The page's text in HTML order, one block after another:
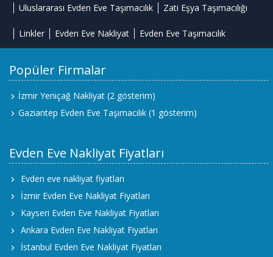
Uluslararası Evden Eve Taşımacılık Zati Eşya Taşımacılığı
Linkler Evden Eve Nakliyat Evden Eve Taşımacılık
Popüler Firmalar
İzmir Yeniçağ Nakliyat (2 gösterim)
Gaziantep Evden Eve Taşımacılık (1 gösterim)
Evden Eve Nakliyat Fiyatları
Evden eve nakliyat fiyatları
İzmir Evden Eve Nakliyat Fiyatları
Kayseri Evden Eve Nakliyat Fiyatları
Ankara Evden Eve Nakliyat Fiyatları
İstanbul Evden Eve Nakliyat Fiyatları